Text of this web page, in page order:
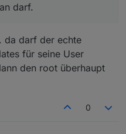
darf.
da darf der echte
für seine User
den root überhaupt
0